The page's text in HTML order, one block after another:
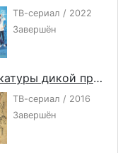
ТВ-сериал / 2022
Завершён
Карикатуры дикой природы Сэнгоку
ТВ-сериал / 2016
Завершён